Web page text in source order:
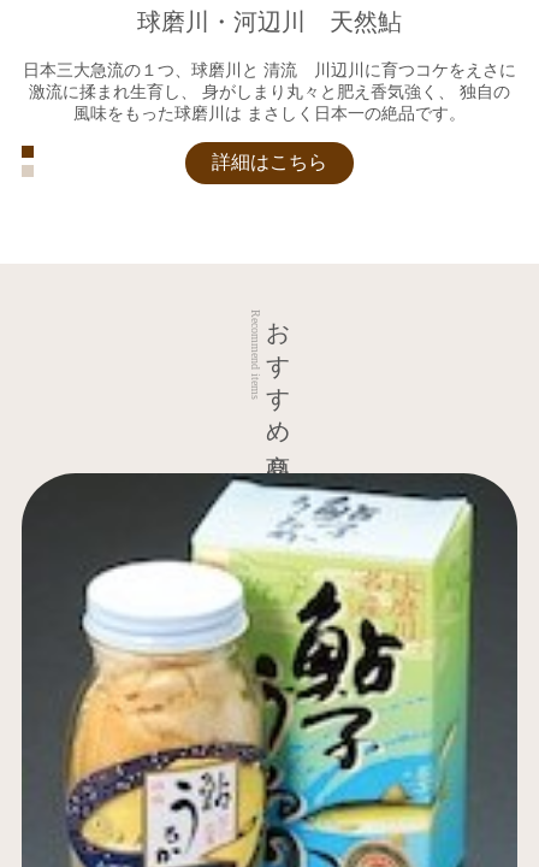
球磨川・河辺川 天然鮎
日本三大急流の１つ、球磨川と 清流 川辺川に育つコケをえさに
激流に揉まれ生育し、 身がしまり丸々と肥え香気強く、 独自の
風味をもった球磨川は まさしく日本一の絶品です。
詳細はこちら
詳細はこちら
おすすめ商品
Recommend items